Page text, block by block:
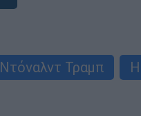
Ντόναλντ Τραμπ